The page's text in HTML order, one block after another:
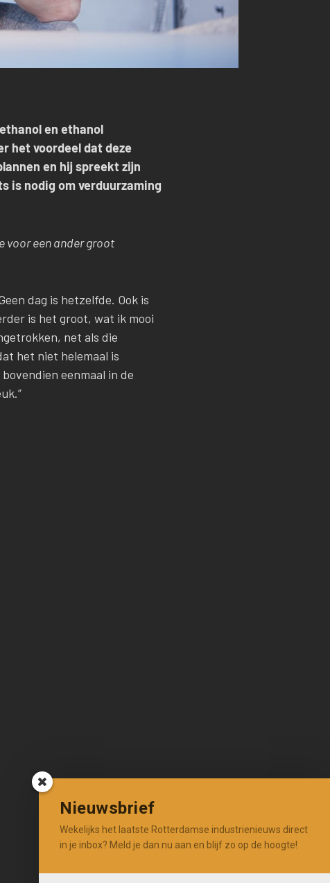
en ethanol
het voordeel dat deze
en hij spreekt zijn
is nodig om verduurzaming
voor een ander groot
dag is hetzelfde. Ook is
is het groot, wat ik mooi
net als die
het niet helemaal is
eenmaal in de
Nieuwsbrief
Wekelijks het laatste Rotterdamse industrienieuws direct
in je inbox? Meld je dan nu aan en blijf zo op de hoogte!